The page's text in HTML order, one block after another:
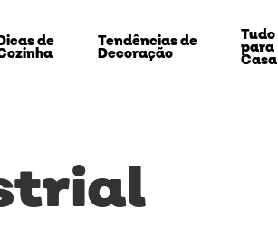
de Tendências de
Decoração
Tudo
para
Casa